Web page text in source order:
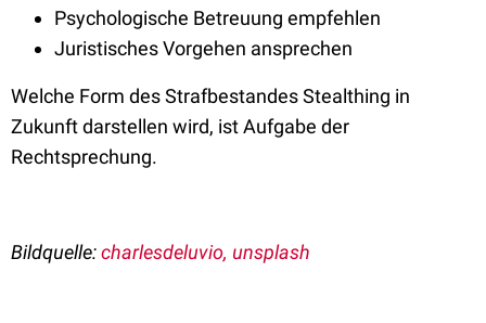
Psychologische Betreuung empfehlen
Juristisches Vorgehen ansprechen
Welche Form des Strafbestandes Stealthing in
Zukunft darstellen wird, ist Aufgabe der
Rechtsprechung.
Bildquelle:charlesdeluvio, unsplash